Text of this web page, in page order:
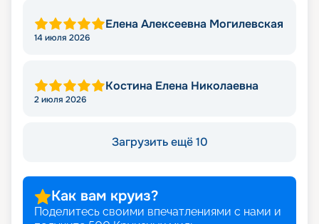
Елена Алексеевна Могилевская
14 июля 2026
Костина Елена Николаевна
2 июля 2026
Загрузить ещё 10
Как вам круиз?
Поделитесь своими впечатлениями с нами и